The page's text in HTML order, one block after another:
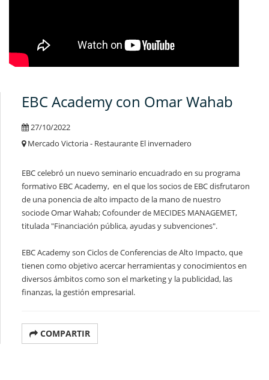
EBC Academy con Omar Wahab
27/10/2022
Mercado Victoria - Restaurante El invernadero
EBC celebró un nuevo seminario encuadrado en su programa
formativo EBC Academy, en el que los socios de EBC disfrutaron
de una ponencia de alto impacto de la mano de nuestro
sociodeOmar Wahab; Cofounder de MECIDES MANAGEMET,
titulada "Financiación pública, ayudas y subvenciones".
EBC Academy son Ciclos de Conferencias de Alto Impacto, que
tienen como objetivo acercar herramientas y conocimientos en
diversos ámbitos como son el marketing y la publicidad, las
finanzas, la gestión empresarial.
COMPARTIR